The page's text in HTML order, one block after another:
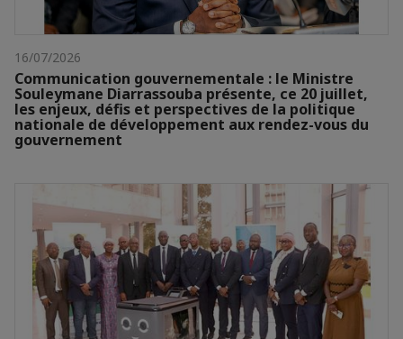
16/07/2026
Communication gouvernementale : le Ministre
Souleymane Diarrassouba présente, ce 20 juillet,
les enjeux, défis et perspectives de la politique
nationale de développement aux rendez-vous du
gouvernement